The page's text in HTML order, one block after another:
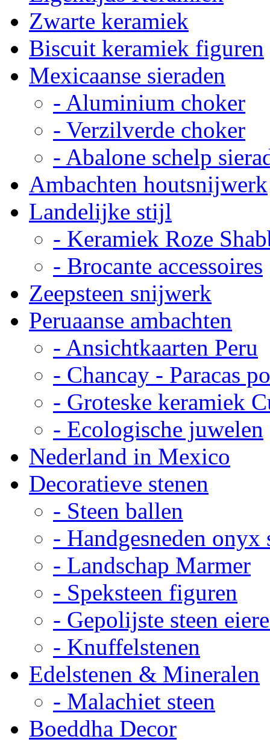
Zwarte keramiek
Biscuit keramiek figuren
Mexicaanse sieraden
- Aluminium choker
- Verzilverde choker
- Abalone schelp
Ambachten houtsnijwerk
Landelijke stijl
- Keramiek Roze
- Brocante accessoires
Zeepsteen snijwerk
Peruaanse ambachten
- Ansichtkaarten Peru
- Chancay - Paracas
- Groteske keramiek
- Ecologische juwelen
Nederland in Mexico
Decoratieve stenen
- Steen ballen
- Handgesneden onyx
- Landschap Marmer
- Speksteen figuren
- Gepolijste steen
- Knuffelstenen
Edelstenen & Mineralen
- Malachiet steen
Boeddha Decor